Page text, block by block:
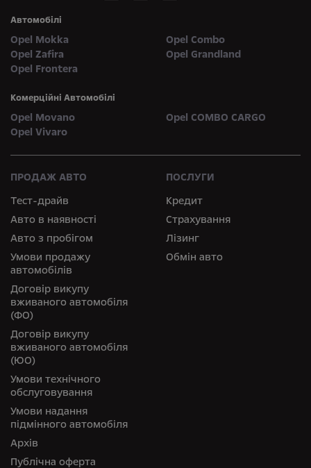
Автомобілі
Opel Mokka
Opel Combo
Opel Zafira
Opel Grandland
Opel Frontera
Комерційні Автомобілі
Opel Movano
Opel COMBO CARGO
Opel Vivaro
ПРОДАЖ АВТО
Тест-драйв
Авто в наявності
Авто з пробігом
Умови продажу
автомобілів
Договір викупу
вживаного автомобіля
(ФО)
Договір викупу
вживаного автомобіля
(ЮО)
Умови технічного
обслуговування
Умови надання
підмінного автомобіля
Архів
Публічна оферта
ПОСЛУГИ
Кредит
Страхування
Лізинг
Обмін авто